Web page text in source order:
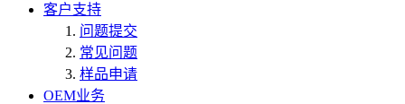
客户支持
问题提交
常见问题
样品申请
OEM业务